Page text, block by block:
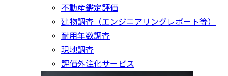
不動産鑑定評価
建物調査（エンジニアリングレポート等）
耐用年数調査
現地調査
評価外注化サービス